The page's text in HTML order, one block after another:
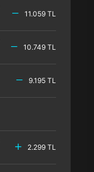
11.059 TL
10.749 TL
9.195 TL
2.299 TL